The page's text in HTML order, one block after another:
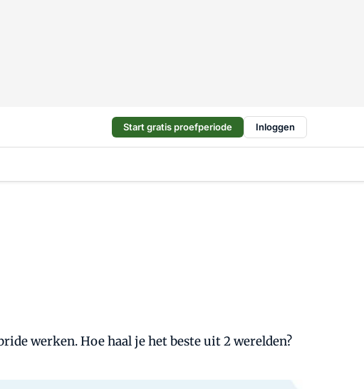
Start gratis proefperiode Inloggen
werken. Hoe haal je het beste uit 2 werelden?